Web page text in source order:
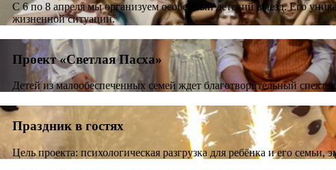
С 6 по 8 апреля мы организуем особенный детский выезд. Его
жизненной ситуации.
Проект «Светлая Пасха»
Детей из малообеспеченных семей ждет благотворительный
Праздник в гостях
Цель проекта: психологическая разгрузка для ребёнка и его